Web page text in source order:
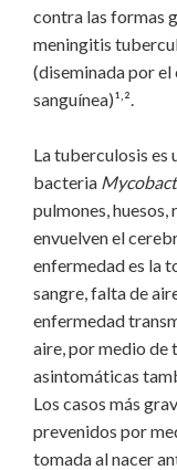
contra las formas
meningitis
(diseminada por
sanguínea)¹,².
La tuberculosis es
bacteria
pulmones, huesos,
envuelven el
enfermedad es la
sangre, falta de
enfermedad
aire, por medio de
asintomáticas
Los casos más
prevenidos por
tomada al nacer